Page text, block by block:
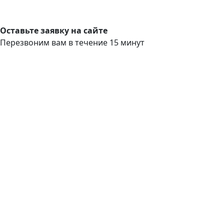
Оставьте заявку на сайте
Перезвоним вам в течение 15 минут